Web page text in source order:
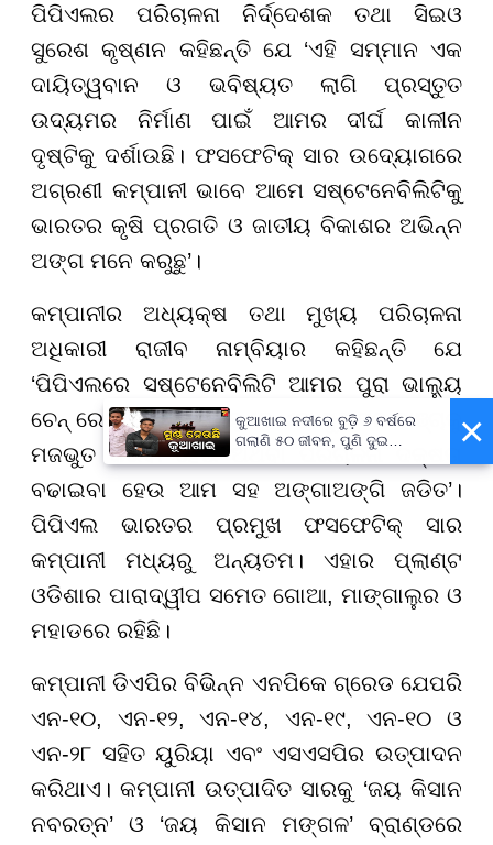
ପିପିଏଲର ପରିଚାଳନା ନିର୍ଦ୍ଦେଶକ ତଥା ସିଇଓ
ସୁରେଶ କୃଷ୍ଣନ କହିଛନ୍ତି ଯେ ‘ଏହି ସମ୍ମାନ ଏକ
ଦାୟିତ୍ୱବାନ ଓ ଭବିଷ୍ୟତ ଲାଗି ପ୍ରସ୍ତୁତ
ଉଦ୍ୟମର ନିର୍ମାଣ ପାଇଁ ଆମର ଦୀର୍ଘ କାଳୀନ
ଦୃଷ୍ଟିକୁ ଦର୍ଶାଉଛି। ଫସଫେଟିକ୍ ସାର ଉଦ୍ୟୋଗରେ
ଅଗ୍ରଣୀ କମ୍ପାନୀ ଭାବେ ଆମେ ସଷ୍ଟେନେବିଲିଟିକୁ
ଭାରତର କୃଷି ପ୍ରଗତି ଓ ଜାତୀୟ ବିକାଶର ଅଭିନ୍ନ
ଅଙ୍ଗ ମନେ କରୁଛୁ’।
କମ୍ପାନୀର ଅଧ୍ୟକ୍ଷ ତଥା ମୁଖ୍ୟ ପରିଚାଳନା
ଅଧିକାରୀ ରାଜୀବ ନାମ୍ବିୟାର କହିଛନ୍ତି ଯେ
‘ପିପିଏଲରେ ସଷ୍ଟେନେବିଲିଟି ଆମର ପୁରା ଭାଲ୍ୟୁ
ଚେନ୍ ରେ ମିସିକି ରହିଛି , ହୁଏତ ଏହା ସୁଶାସନ ଢାଞ୍ଚାକୁ
ମଜଭୁତ କରିବା ହେଉ ଅଥବା ପରିଚାଳନା ଦକ୍ଷତା
ବଢାଇବା ହେଉ ଆମ ସହ ଅଙ୍ଗାଅଙ୍ଗି ଜଡିତ’।
ପିପିଏଲ ଭାରତର ପ୍ରମୁଖ ଫସଫେଟିକ୍ ସାର
କମ୍ପାନୀ ମଧ୍ୟରୁ ଅନ୍ୟତମ। ଏହାର ପ୍ଲାଣ୍ଟ
ଓଡିଶାର ପାରାଦ୍ୱୀପ ସମେତ ଗୋଆ, ମାଙ୍ଗାଲୁର ଓ
ମହାଡରେ ରହିଛି।
କମ୍ପାନୀ ଡିଏପିର ବିଭିନ୍ନ ଏନପିକେ ଗ୍ରେଡ ଯେପରି
ଏନ-୧୦, ଏନ-୧୨, ଏନ-୧୪, ଏନ-୧୯, ଏନ-୧୦ ଓ
ଏନ-୨୮ ସହିତ ୟୁରିୟା ଏବଂ ଏସଏସପିର ଉତ୍ପାଦନ
କରିଥାଏ। କମ୍ପାନୀ ଉତ୍ପାଦିତ ସାରକୁ ‘ଜୟ କିସାନ
ନବରତ୍ନ’ ଓ ‘ଜୟ କିସାନ ମଙ୍ଗଳ’ ବ୍ରାଣ୍ଡରେ
×
କୁଆଖାଇ ନଦୀରେ ବୁଡ଼ି ୬ ବର୍ଷରେ
ଗଲାଣି ୫୦ ଜୀବନ, ପୁଣି ଦୁଇ
ସାଙ୍ଗଙ୍କ ମୃତ୍ୟୁ